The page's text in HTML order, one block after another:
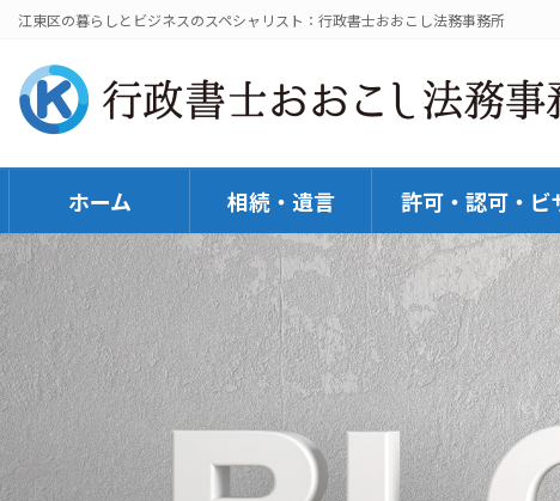
コ
ン
へ
キ
ッ
プ
ナ
ー
ョ
に
移
動
江東区の暮らしとビジネスのスペシャリスト：行政書士おおこし法務事務所
ホーム 相続・遺言 許可・認可・ビ